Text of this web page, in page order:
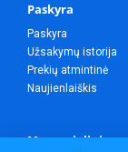
Paskyra
Paskyra
Užsakymų istorija
Prekių atmintinė
Naujienlaiškis
Mes